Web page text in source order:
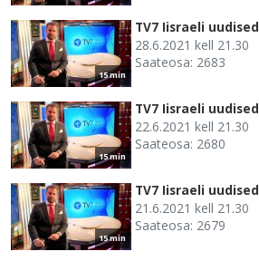
15 min
TV7 Iisraeli uudised
28.6.2021 kell 21.30
Saateosa: 2683
15 min
TV7 Iisraeli uudised
22.6.2021 kell 21.30
Saateosa: 2680
15 min
TV7 Iisraeli uudised
21.6.2021 kell 21.30
Saateosa: 2679